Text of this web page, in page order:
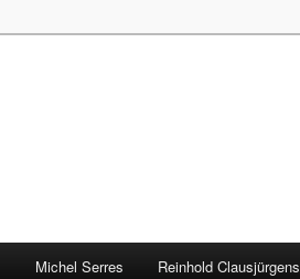
Michel Serres Reinhold Clausjürgens